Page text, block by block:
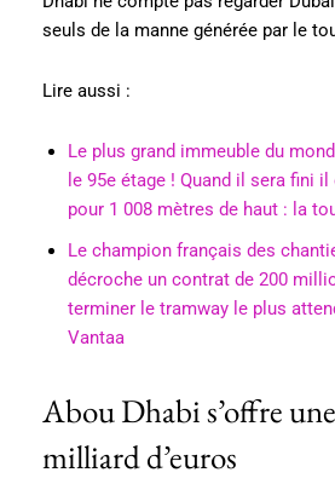
seuls de la manne générée par le
Lire aussi :
Le plus grand immeuble du
le 95e étage ! Quand il sera fini
pour 1 008 mètres de haut : la
Le champion français des
décroche un contrat de 200
terminer le tramway le plus
Vantaa
Abou Dhabi s’offre une
milliard d’euros